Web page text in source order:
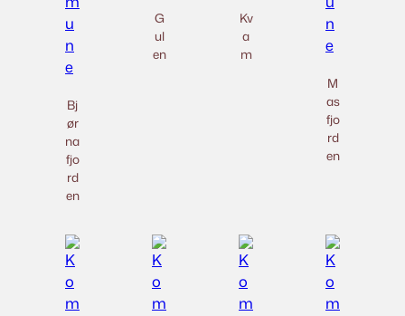
Bj
ør
na
fjo
rd
en
G
ul
en
Kv
a
m
M
as
fjo
rd
en